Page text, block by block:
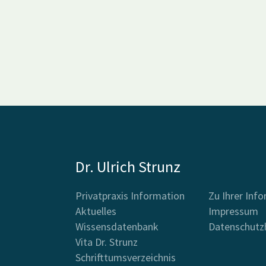
Dr. Ulrich Strunz
Privatpraxis Information
Aktuelles
Wissensdatenbank
Vita Dr. Strunz
Schrifttumsverzeichnis
Zu Ihrer
Impressum